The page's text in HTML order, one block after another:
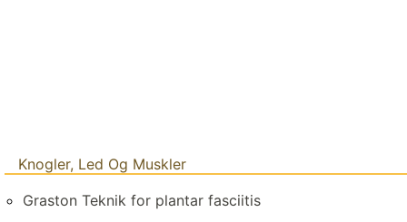
Knogler, Led Og Muskler
Graston Teknik for plantar fasciitis